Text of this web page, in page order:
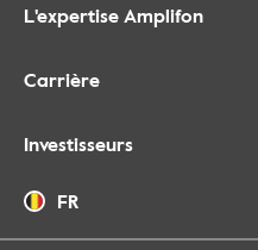
L'expertise Amplifon
Carrière
Investisseurs
FR